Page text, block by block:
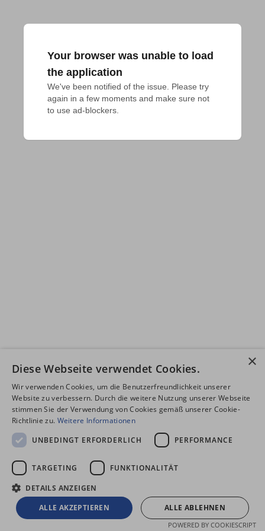
Your browser was unable to load
the application
We've been notified of the issue. Please try
again in a few moments and make sure not
to use ad-blockers.
×
Diese Webseite verwendet Cookies.
Wir verwenden Cookies, um die Benutzerfreundlichkeit unserer
Website zu verbessern. Durch die weitere Nutzung unserer Webseite
stimmen Sie der Verwendung von Cookies gemäß unserer Cookie-
Richtlinie zu. Weitere Informationen
UNBEDINGT ERFORDERLICH
PERFORMANCE
TARGETING FUNKTIONALITÄT
DETAILS ANZEIGEN
ALLE AKZEPTIEREN
ALLE ABLEHNEN
POWERED BY COOKIESCRIPT